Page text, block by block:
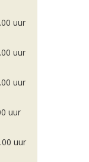
uur
uur
uur
uur
uur